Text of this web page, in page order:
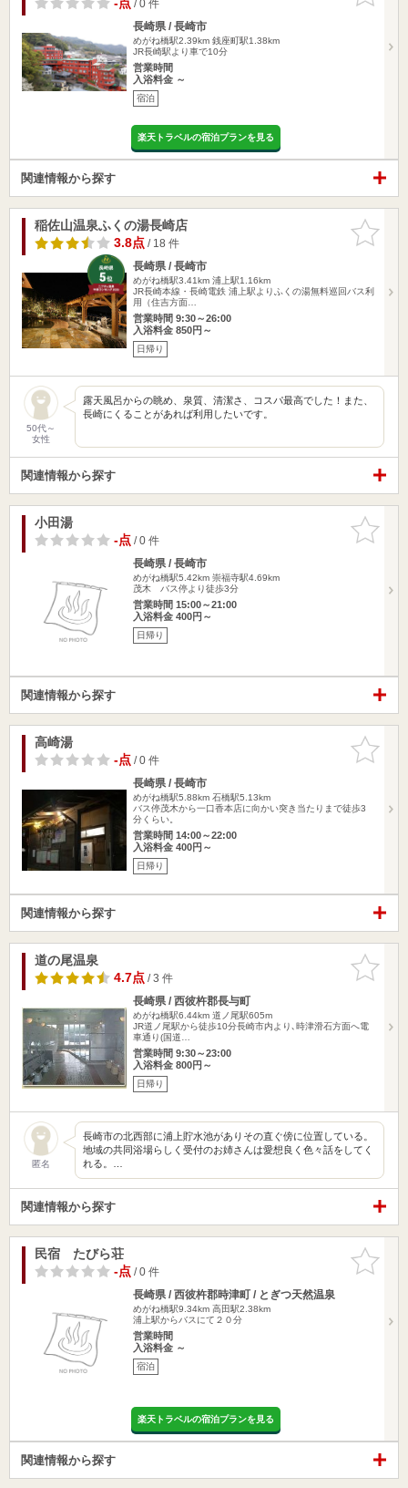
-点 / 0 件
長崎県 / 長崎市
めがね橋駅2.39km 銭座町駅1.38km
JR長崎駅より車で10分
営業時間
入浴料金 ～
宿泊
楽天トラベルの宿泊プランを見る
関連情報から探す
お気に入
りに追加
稲佐山温泉ふくの湯長崎店
3.8点/ 18 件
長崎県 / 長崎市
めがね橋駅3.41km 浦上駅1.16km
JR長崎本線・長崎電鉄 浦上駅よりふくの湯無料巡回バス利
用（住吉方面…
営業時間 9:30～26:00
入浴料金 850円～
日帰り
50代～
女性
露天風呂からの眺め、泉質、清潔さ、コスパ最高でした！また、
長崎にくることがあれば利用したいです。
関連情報から探す
お気に入
りに追加
小田湯
-点/ 0 件
長崎県 / 長崎市
めがね橋駅5.42km 崇福寺駅4.69km
茂木 バス停より徒歩3分
営業時間 15:00～21:00
入浴料金 400円～
日帰り
関連情報から探す
お気に入
りに追加
高崎湯
-点/ 0 件
長崎県 / 長崎市
めがね橋駅5.88km 石橋駅5.13km
バス停茂木から一口香本店に向かい突き当たりまで徒歩3
分くらい。
営業時間 14:00～22:00
入浴料金 400円～
日帰り
関連情報から探す
お気に入
りに追加
道の尾温泉
4.7点/ 3 件
長崎県 / 西彼杵郡長与町
めがね橋駅6.44km 道ノ尾駅605m
JR道ノ尾駅から徒歩10分長崎市内より､時津滑石方面へ電
車通り(国道…
営業時間 9:30～23:00
入浴料金 800円～
日帰り
匿名
長崎市の北西部に浦上貯水池がありその直ぐ傍に位置している。
地域の共同浴場らしく受付のお姉さんは愛想良く色々話をしてく
れる。…
関連情報から探す
お気に入
りに追加
民宿 たびら荘
-点/ 0 件
長崎県 / 西彼杵郡時津町 / とぎつ天然温泉
めがね橋駅9.34km 高田駅2.38km
浦上駅からバスにて２０分
営業時間
入浴料金 ～
宿泊
楽天トラベルの宿泊プランを見る
関連情報から探す